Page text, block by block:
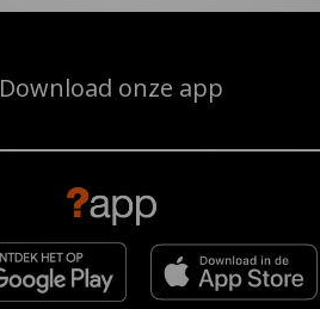
Download onze app